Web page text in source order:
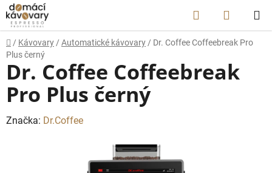
Přejít
na
obsah
Hledat
KOŠÍK
Domů
/ Kávovary / Automatické kávovary / Dr. Coffee Coffeebreak Pro
Plus černý
Dr. Coffee Coffeebreak
Pro Plus černý
Značka: Dr.Coffee